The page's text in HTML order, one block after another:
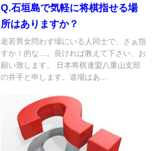
Q.石垣島で気軽に将棋指せる場
所はありますか？
老若男女問わず場にいる人同士で、さぁ指
すか！的な…。良ければ教えて下さい、お
願い致します。 日本将棋連盟八重山支部
の井手と申します。道場はあ...